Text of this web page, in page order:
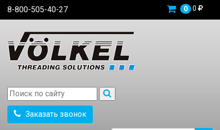
8-800-505-40-27 0 0
Заказать звонок